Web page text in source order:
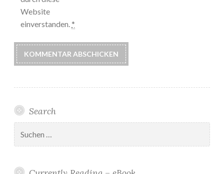
Website
einverstanden. *
Search
nach: